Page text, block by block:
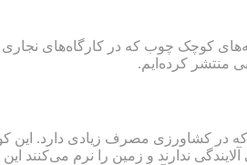
کوچک چوب که در کارگاه‌های نجاری
منتشر کرده‌ایم.
که در کشاورزی مصرف زیادی دارد. این
آلایندگی ندارند و زمین را نرم